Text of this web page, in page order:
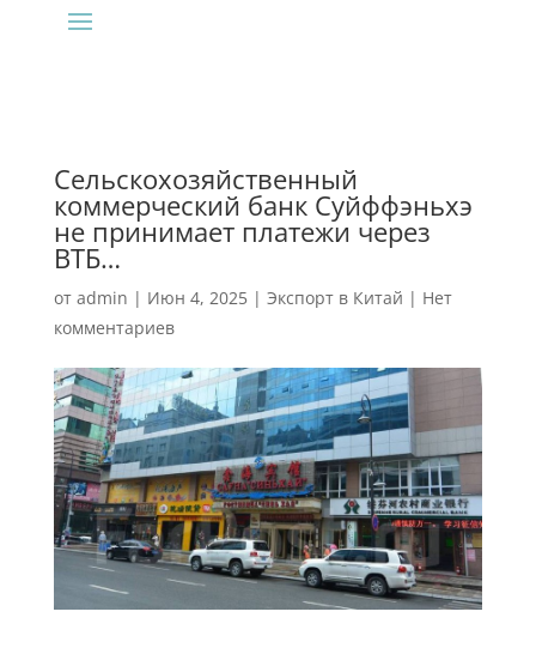
Сельскохозяйственный
коммерческий банк Суйффэньхэ
не принимает платежи через
ВТБ…
от admin | Июн 4, 2025| Экспорт в Китай | Нет
комментариев